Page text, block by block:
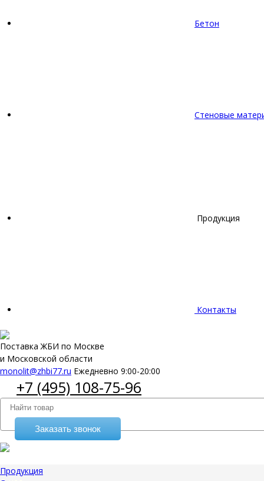
Бетон
Стеновые
Продукция
Контакты
Поставка ЖБИ по Москве
и Московской области
monolit@zhbi77.ru Ежедневно 9:00-20:00
+7 (495) 108-75-96
Заказать звонок
Продукция